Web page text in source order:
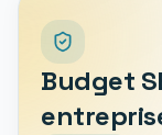
Budget